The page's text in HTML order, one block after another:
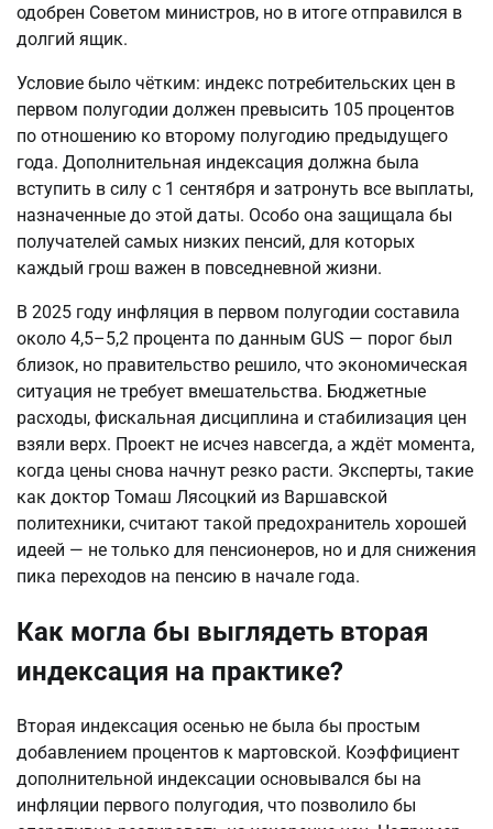
одобрен Советом министров, но в итоге отправился в
долгий ящик.
Условие было чётким: индекс потребительских цен в
первом полугодии должен превысить 105 процентов
по отношению ко второму полугодию предыдущего
года. Дополнительная индексация должна была
вступить в силу с 1 сентября и затронуть все выплаты,
назначенные до этой даты. Особо она защищала бы
получателей самых низких пенсий, для которых
каждый грош важен в повседневной жизни.
В 2025 году инфляция в первом полугодии составила
около 4,5–5,2 процента по данным GUS — порог был
близок, но правительство решило, что экономическая
ситуация не требует вмешательства. Бюджетные
расходы, фискальная дисциплина и стабилизация цен
взяли верх. Проект не исчез навсегда, а ждёт момента,
когда цены снова начнут резко расти. Эксперты, такие
как доктор Томаш Лясоцкий из Варшавской
политехники, считают такой предохранитель хорошей
идеей — не только для пенсионеров, но и для снижения
пика переходов на пенсию в начале года.
Как могла бы выглядеть вторая
индексация на практике?
Вторая индексация осенью не была бы простым
добавлением процентов к мартовской. Коэффициент
дополнительной индексации основывался бы на
инфляции первого полугодия, что позволило бы